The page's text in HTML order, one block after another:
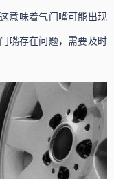
意味着气门嘴可能出现
嘴存在问题，需要及时